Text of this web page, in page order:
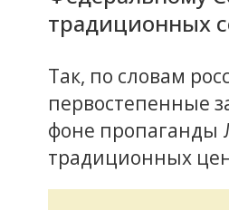
традиционных
Так, по словам
первостепенные
фоне пропаганды
традиционных